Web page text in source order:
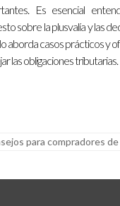
Es esencial
sobre la plusvalía y las
aborda casos prácticos y
las obligaciones tributarias.
para compradores